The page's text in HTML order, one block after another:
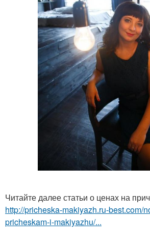
Читайте далее статьи о ценах на
http://pricheska-makiyazh.ru-best.com/
pricheskam-i-makiyazhu/...